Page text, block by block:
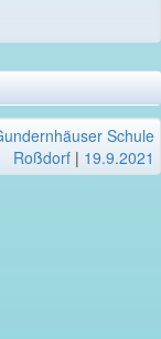
Schule
Roßdorf | 19.9.2021